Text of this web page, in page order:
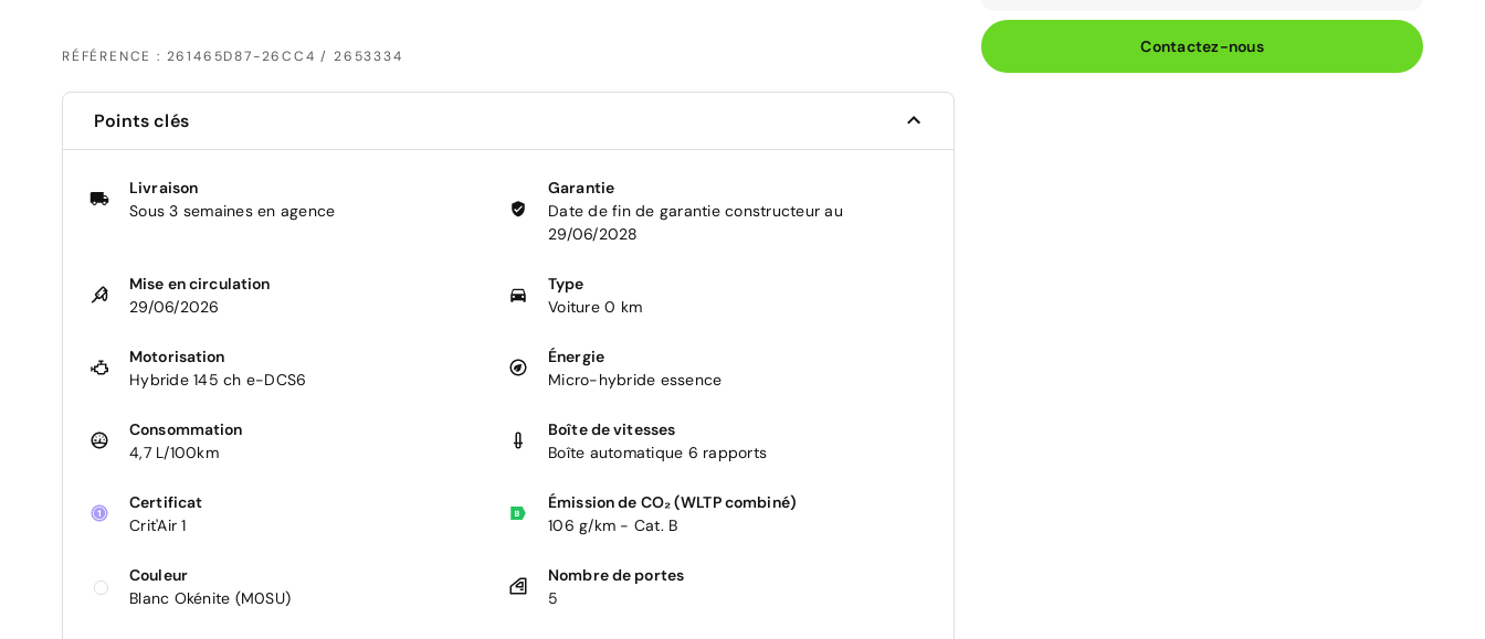
RÉFÉRENCE : 261465D87-26CC4 / 2653334 Contactez-nous
Points clés
Livraison
Sous 3 semaines en agence
Garantie
Date de fin de garantie constructeur au
29/06/2028
Mise en circulation
29/06/2026
Type
Voiture 0 km
Motorisation
Hybride 145 ch e-DCS6
Énergie
Micro-hybride essence
Consommation
4,7 L/100km
Boîte de vitesses
Boîte automatique 6 rapports
Certificat
Crit'Air 1
Émission de CO₂ (WLTP combiné)
106 g/km - Cat. B
Couleur
Blanc Okénite (M0SU)
Nombre de portes
5